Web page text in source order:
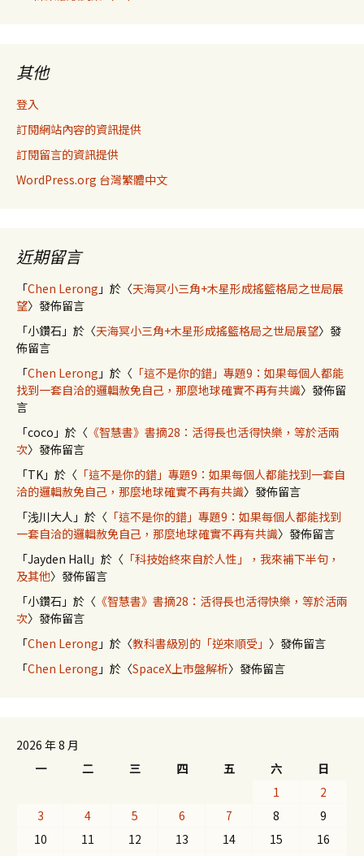
其他
登入
訂閱網站內容的資訊提供
訂閱留言的資訊提供
WordPress.org 台灣繁體中文
近期留言
「Chen Lerong 」於〈天海冥小三角+木星形成搖籃格局之世局展
望〉發佈留言
「小鑽石 」於〈天海冥小三角+木星形成搖籃格局之世局展望〉發
佈留言
「Chen Lerong 」於〈 「這不是你的錯」專題9：如果每個人都能
找到一套自洽的邏輯赦免自己，那麼地球確實不再有共識〉發佈留
言
「coco 」於〈 《智慧書》書摘28：活得長也活得快樂，等於活兩
次〉發佈留言
「TK」於〈 「這不是你的錯」專題9：如果每個人都能找到一套自
洽的邏輯赦免自己，那麼地球確實不再有共識〉發佈留言
「浅川大人 」於〈 「這不是你的錯」專題9：如果每個人都能找到
一套自洽的邏輯赦免自己，那麼地球確實不再有共識〉發佈留言
「Jayden Hall 」於〈 「科技始終來自於人性」，我來補下半句，
及其他〉發佈留言
「小鑽石 」於〈 《智慧書》書摘28：活得長也活得快樂，等於活兩
次〉發佈留言
「Chen Lerong 」於〈教科書級別的「逆來順受」 〉發佈留言
「Chen Lerong 」於〈SpaceX上市盤解析〉發佈留言
2026 年 8 月
一
二 三 四 五 六
日
1
2
3
4 5 6 7 8
9
10
11 12 13 14 15
16